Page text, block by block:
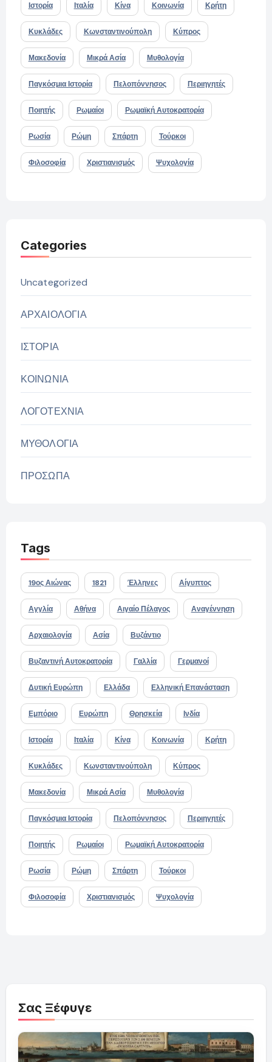
Ιστορία Ιταλία Κίνα Κοινωνία Κρήτη
Κυκλάδες Κωνσταντινούπολη Κύπρος
Μακεδονία Μικρά Ασία Μυθολογία
Παγκόσμια Ιστορία Πελοπόννησος Περιηγητές
Ποιητής Ρωμαίοι Ρωμαϊκή Αυτοκρατορία
Ρωσία Ρώμη Σπάρτη Τούρκοι
Φιλοσοφία Χριστιανισμός Ψυχολογία
Categories
Uncategorized
ΑΡΧΑΙΟΛΟΓΙΑ
ΙΣΤΟΡΙΑ
ΚΟΙΝΩΝΙΑ
ΛΟΓΟΤΕΧΝΙΑ
ΜΥΘΟΛΟΓΙΑ
ΠΡΟΣΩΠΑ
Tags
19ος Αιώνας 1821 Έλληνες Αίγυπτος
Αγγλία Αθήνα Αιγαίο Πέλαγος Αναγέννηση
Αρχαιολογία Ασία Βυζάντιο
Βυζαντινή Αυτοκρατορία Γαλλία Γερμανοί
Δυτική Ευρώπη Ελλάδα Ελληνική Επανάσταση
Εμπόριο Ευρώπη Θρησκεία Ινδία
Ιστορία Ιταλία Κίνα Κοινωνία Κρήτη
Κυκλάδες Κωνσταντινούπολη Κύπρος
Μακεδονία Μικρά Ασία Μυθολογία
Παγκόσμια Ιστορία Πελοπόννησος Περιηγητές
Ποιητής Ρωμαίοι Ρωμαϊκή Αυτοκρατορία
Ρωσία Ρώμη Σπάρτη Τούρκοι
Φιλοσοφία Χριστιανισμός Ψυχολογία
Σας Ξέφυγε